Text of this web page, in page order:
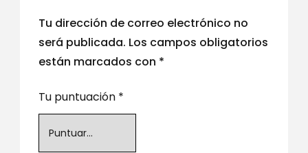
Tu dirección de correo electrónico no
será publicada. Los campos obligatorios
están marcados con *
Tu puntuación *